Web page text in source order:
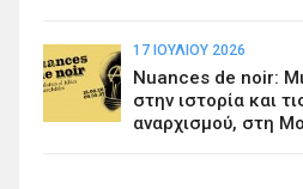
17 ΙΟΥΛΊΟΥ 2026
Nuances de noir:
στην ιστορία και
αναρχισμού, στη